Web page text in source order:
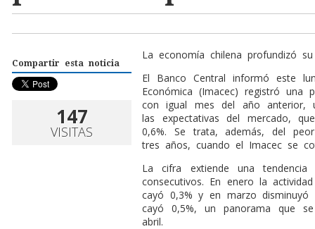
Compartir esta noticia
147
VISITAS
La economía chilena profundizó
El Banco Central informó este
Económica (Imacec) registró una
con igual mes del año anterior,
las expectativas del mercado,
0,6%. Se trata, además, del
tres años, cuando el Imacec se
La cifra extiende una
consecutivos. En enero la
cayó 0,3% y en marzo
cayó 0,5%, un panorama que
abril.